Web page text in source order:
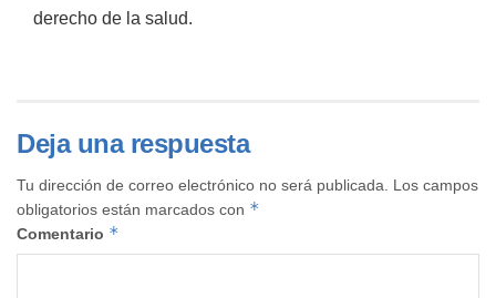
derecho de la salud.
Deja una respuesta
Tu dirección de correo electrónico no será publicada.
Los campos
obligatorios están marcados con *
Comentario *